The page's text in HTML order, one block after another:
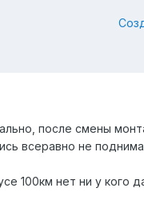
после смены
всеравно не
100км нет ни у кого